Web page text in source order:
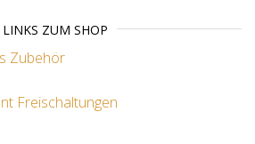
LINKS ZUM SHOP
Zubehör
Freischaltungen